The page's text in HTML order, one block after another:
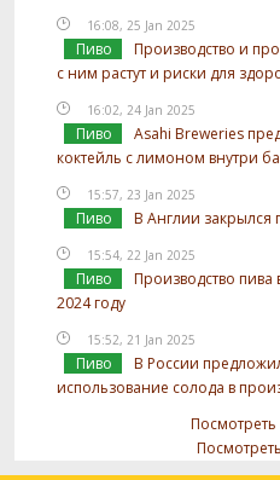
16:08, 25 Jan 2025
Пиво
Производство и
с ним растут и риски для
16:02, 24 Jan 2025
Пиво
Asahi Breweries
коктейль с лимоном внутри
15:57, 23 Jan 2025
Пиво В Англии закрылся
15:54, 22 Jan 2025
Пиво
Производство пива
2024 году
15:52, 21 Jan 2025
Пиво
В России
использование солода в
Посмотреть